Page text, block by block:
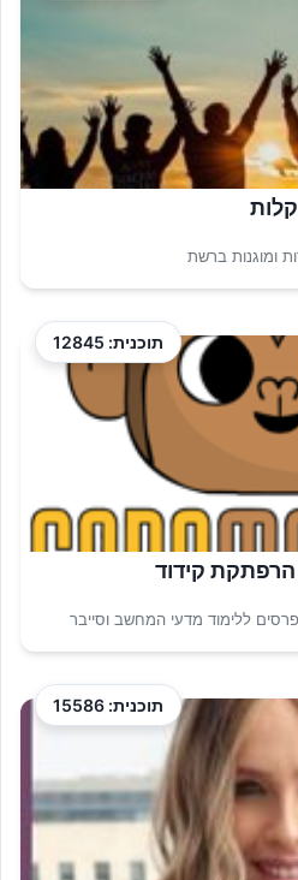
ומוגנות ברשת
תוכנית: 12845
הרפתקת קידוד
ללימוד מדעי המחשב וסייבר
תוכנית: 15586